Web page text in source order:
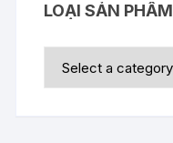
LOẠI SẢN PHẨM